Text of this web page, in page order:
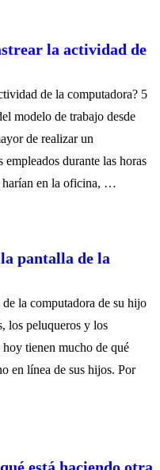
la actividad de
de la computadora? 5
modelo de trabajo desde
de realizar un
durante las horas
harían en la oficina, …
pantalla de la
la computadora de su hijo
los peluqueros y los
hoy tienen mucho de qué
en línea de sus hijos. Por